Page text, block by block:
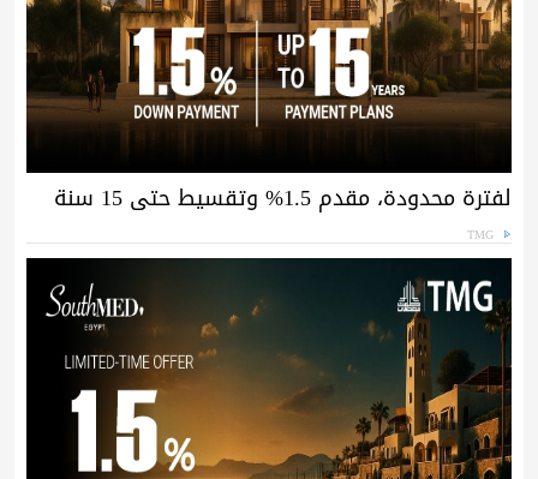
لفترة محدودة، مقدم 1.5% وتقسيط حتى 15 سنة
TMG